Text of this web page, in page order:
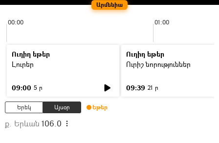
Արմենիա
00:00 01:00
Ուղիղ եթեր
Լուրեր
09:00 5 ր
Ուղիղ եթեր
Ուրիշ նորություններ
09:39 21 ր
Երեկ Այսօր Եթեր
ք. Երևան 106.0